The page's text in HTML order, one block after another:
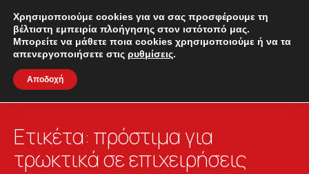
Ετικέτα: πρόστιμα για
τρωκτικά σε επιχειρήσεις
Χρησιμοποιούμε cookies για να σας προσφέρουμε τη
βέλτιστη εμπειρία πλοήγησης στον ιστότοπό μας.
Μπορείτε να μάθετε ποια cookies χρησιμοποιούμε ή να τα
απενεργοποιήσετε στις ρυθμίσεις.
Αποδοχή